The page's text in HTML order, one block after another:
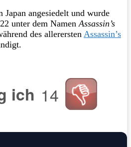
angesiedelt und wurde
unter dem NamenAssassin’s
des allerersten Assassin’s
ich 14